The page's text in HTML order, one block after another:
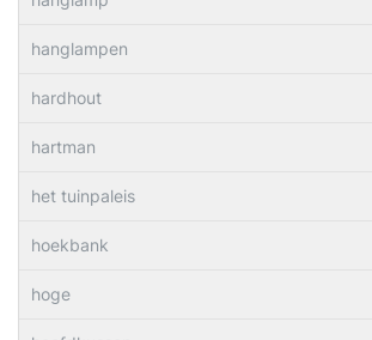
hanglampen
hardhout
hartman
het tuinpaleis
hoekbank
hoge